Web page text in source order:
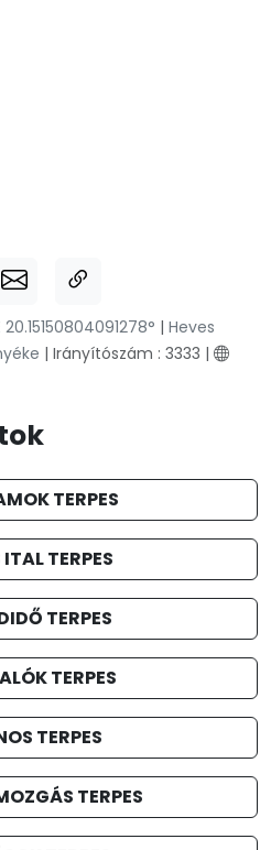
| Heves
| Irányítószám : 3333 |
TERPES
ITAL TERPES
TERPES
TERPES
TERPES
TERPES